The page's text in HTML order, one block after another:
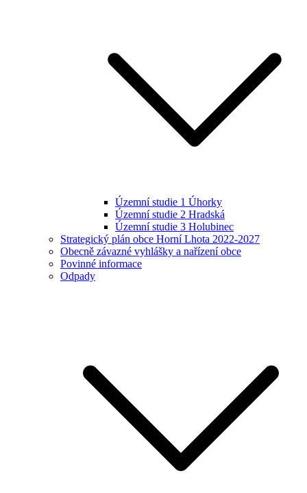
Územní studie 1 Úhorky
Územní studie 2 Hradská
Územní studie 3 Holubinec
Strategický plán obce Horní Lhota 2022-2027
Obecně závazné vyhlášky a nařízení obce
Povinné informace
Odpady